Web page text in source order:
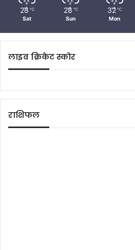
28 ℃
Sat
28 ℃
Sun
32 ℃
Mon
लाइव क्रिकेट स्कोर
राशिफल